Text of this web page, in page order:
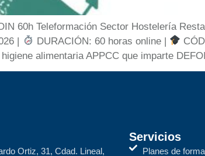
60h Teleformación Sector Hostelería
| DURACIÓN: 60 horas online |
alimentaria APPCC que imparte
Ortiz, 31, Cdad. Lineal,
Servicios
Planes de